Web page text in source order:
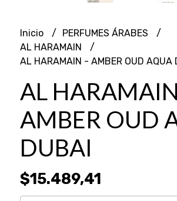
Inicio
PERFUMES ÁRABES
AL HARAMAIN
AL HARAMAIN - AMBER OUD AQUA
AL
AMBER OUD
DUBAI
$15.489,41